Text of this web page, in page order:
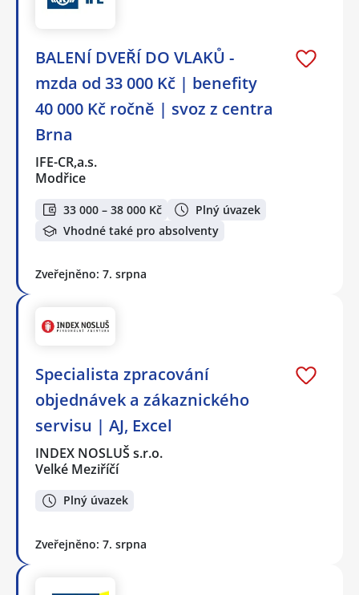
BALENÍ DVEŘÍ DO VLAKŮ -
mzda od 33 000 Kč | benefity
40 000 Kč ročně | svoz z centra
Brna
IFE-CR,a.s.
Modřice
33 000 – 38 000 Kč
Plný úvazek
Vhodné také pro absolventy
Zveřejněno: 7. srpna
Specialista zpracování
objednávek a zákaznického
servisu | AJ, Excel
INDEX NOSLUŠ s.r.o.
Velké Meziříčí
Plný úvazek
Zveřejněno: 7. srpna